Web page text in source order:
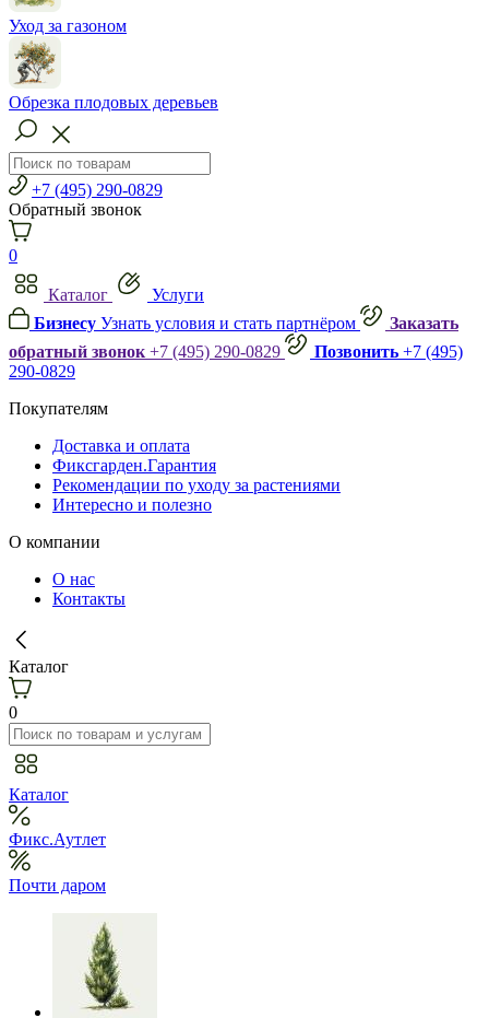
Уход за газоном
Обрезка плодовых деревьев
+7 (495) 290-0829
Обратный звонок
0
Каталог
Услуги
Бизнесу Узнать условия и стать партнёром
Заказать
обратный звонок +7 (495) 290-0829 Позвонить +7 (495)
290-0829
Покупателям
Доставка и оплата
Фиксгарден.Гарантия
Рекомендации по уходу за растениями
Интересно и полезно
О компании
О нас
Контакты
Каталог
0
Каталог
Фикс.Аутлет
Почти даром